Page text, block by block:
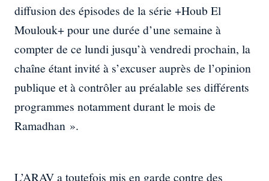
diffusion des épisodes de la série +Houb El
Moulouk+ pour une durée d’une semaine à
compter de ce lundi jusqu’à vendredi prochain, la
chaîne étant invité à s’excuser auprès de l’opinion
publique et à contrôler au préalable ses différents
programmes notamment durant le mois de
Ramadhan ».
L’ARAV a toutefois mis en garde contre des